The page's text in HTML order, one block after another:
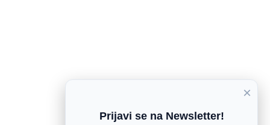
×
Prijavi se na Newsletter!